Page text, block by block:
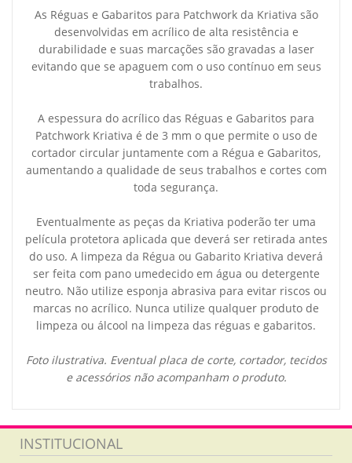
As Réguas e Gabaritos para Patchwork da Kriativa são
desenvolvidas em acrílico de alta resistência e
durabilidade e suas marcações são gravadas a laser
evitando que se apaguem com o uso contínuo em seus
trabalhos.
A espessura do acrílico das Réguas e Gabaritos para
Patchwork Kriativa é de 3 mm o que permite o uso de
cortador circular juntamente com a Régua e Gabaritos,
aumentando a qualidade de seus trabalhos e cortes com
toda segurança.
Eventualmente as peças da Kriativa poderão ter uma
película protetora aplicada que deverá ser retirada antes
do uso. A limpeza da Régua ou Gabarito Kriativa deverá
ser feita com pano umedecido em água ou detergente
neutro. Não utilize esponja abrasiva para evitar riscos ou
marcas no acrílico. Nunca utilize qualquer produto de
limpeza ou álcool na limpeza das réguas e gabaritos.
Foto ilustrativa. Eventual placa de corte, cortador, tecidos
e acessórios não acompanham o produto.
INSTITUCIONAL